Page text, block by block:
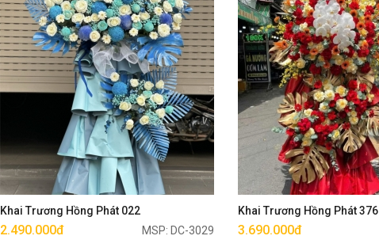
Khai Trương Hồng Phát 022
2.490.000đ MSP: DC-3029
Mua ngay
Khai Trương Hồng Phát 376
3.690.000đ
Mua ngay